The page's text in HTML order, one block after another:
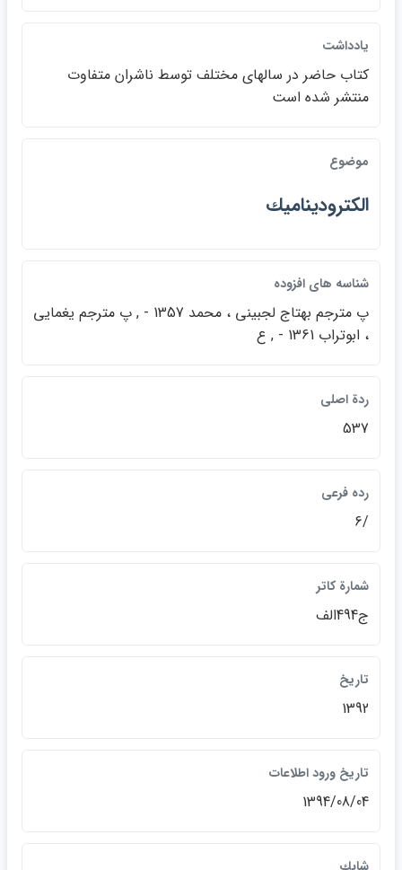
يادداشت
كتاب حاضر در سالهاي مختلف توسط ناشران متفاوت
منتشر شده است
موضوع
الكتروديناميك
شناسه هاي افزوده
پ مترجم بهتاج لجبيني ، محمد 1357 - , پ مترجم يغمايي
، ابوتراب 1361 -‎ , ع
ردة اصلي
537
رده فرعي
/6
شمارة كاتر
ج494الف
تاريخ
1392
تاريخ ورود اطلاعات
1394/08/04